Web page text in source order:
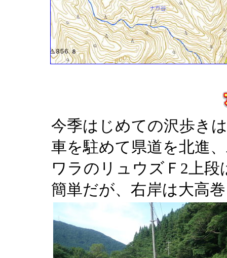
今季はじめての沢歩き
車を駐めて県道を北進
ワラのリュウズＦ2上
簡単だが、右岸は大高